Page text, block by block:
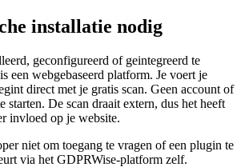
installatie nodig
geconfigureerd of geintegreerd te
een webgebaseerd platform. Je voert je
direct met je gratis scan. Geen account of
starten. De scan draait extern, dus het heeft
invloed op je website.
niet om toegang te vragen of een plugin te
via het GDPRWise-platform zelf.